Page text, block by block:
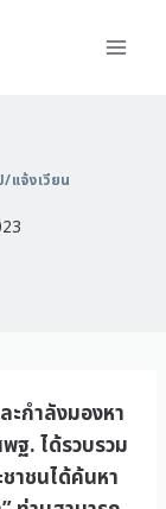
แจ้งเวียน
ะกำลังมองหา
ฐ. ได้รวบรวม
าชนได้ค้นหา